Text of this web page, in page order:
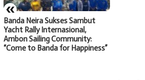
«
Banda Neira Sukses Sambut
Yacht Rally Internasional,
Ambon Sailing Community:
“Come to Banda for Happiness”